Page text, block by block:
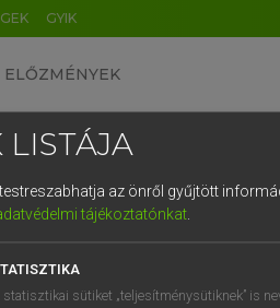
GYIK
ELŐZMÉNYEK
szótár
LISTÁJA
az önről gyűjtött
tájékoztatónkat.
statisztikai sütiket „teljesítménysütiknek” is
DE CN FR ES IT NL
1 2 3 4 5
q w e r t